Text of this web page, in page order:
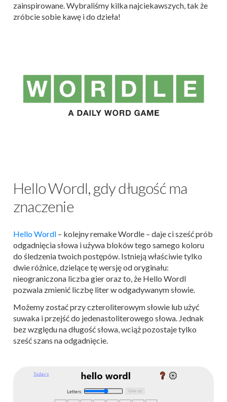
zainspirowane. Wybraliśmy kilka najciekawszych, tak że
zróbcie sobie kawę i do dzieła!
Hello Wordl, gdy długość ma
znaczenie
Hello Wordl – kolejny remake Wordle – daje ci sześć prób
odgadnięcia słowa i używa bloków tego samego koloru
do śledzenia twoich postępów. Istnieją właściwie tylko
dwie różnice, dzielące tę wersję od oryginału:
nieograniczona liczba gier oraz to, że Hello Wordl
pozwala zmienić liczbę liter w odgadywanym słowie.
Możemy zostać przy czteroliterowym słowie lub użyć
suwaka i przejść do jedenastoliterowego słowa. Jednak
bez względu na długość słowa, wciąż pozostaje tylko
sześć szans na odgadnięcie.